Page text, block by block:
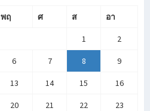
พฤ ศ ส อา
1 2
6 7 8 9
13 14 15 16
20 21 22 23